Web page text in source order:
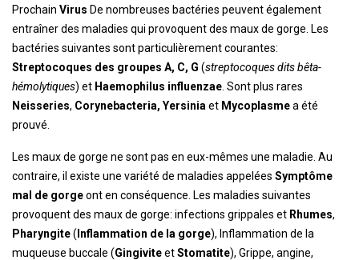
Prochain Virus De nombreuses bactéries peuvent également
entraîner des maladies qui provoquent des maux de gorge. Les
bactéries suivantes sont particulièrement courantes:
Streptocoques des groupes A, C, G (streptocoques dits bêta-
hémolytiques) et Haemophilus influenzae . Sont plus rares
Neisseries, Corynebacteria, Yersinia et Mycoplasmea été
prouvé.
Les maux de gorge ne sont pas en eux-mêmes une maladie. Au
contraire, il existe une variété de maladies appelées Symptôme
mal de gorgeont en conséquence. Les maladies suivantes
provoquent des maux de gorge: infections grippales et Rhumes,
Pharyngite( Inflammation de la gorge), Inflammation de la
muqueuse buccale (GingiviteetStomatite), Grippe, angine,